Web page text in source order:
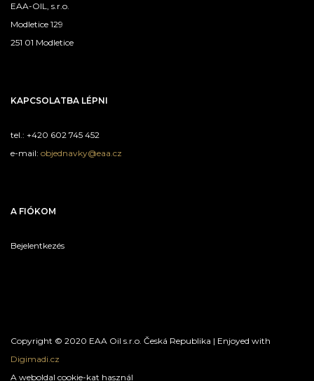
EAA-OIL, s.r.o.
Modletice 129
251 01 Modletice
KAPCSOLATBA LÉPNI
tel.: +420 602 745 452
e-mail: objednavky@eaa.cz
A FIÓKOM
Bejelentkezés
Copyright © 2020 EAA Oil s.r.o. Česká Republika | Enjoyed with
Digimadi.cz
A weboldal cookie-kat használ